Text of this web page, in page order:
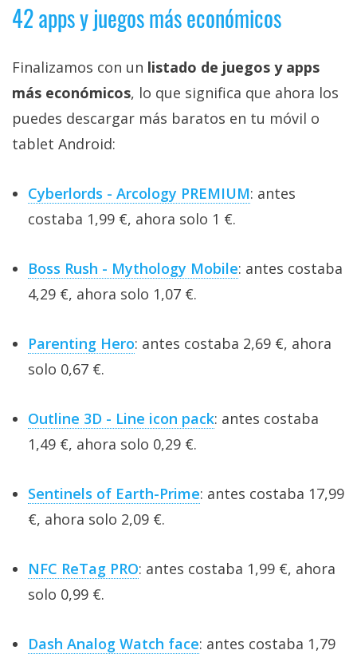
42 apps y juegos más económicos
Finalizamos con un listado de juegos y apps
más económicos, lo que significa que ahora los
puedes descargar más baratos en tu móvil o
tablet Android:
Cyberlords - Arcology PREMIUM: antes
costaba 1,99 €, ahora solo 1 €.
Boss Rush - Mythology Mobile: antes costaba
4,29 €, ahora solo 1,07 €.
Parenting Hero: antes costaba 2,69 €, ahora
solo 0,67 €.
Outline 3D - Line icon pack: antes costaba
1,49 €, ahora solo 0,29 €.
Sentinels of Earth-Prime: antes costaba 17,99
€, ahora solo 2,09 €.
NFC ReTag PRO: antes costaba 1,99 €, ahora
solo 0,99 €.
Dash Analog Watch face: antes costaba 1,79